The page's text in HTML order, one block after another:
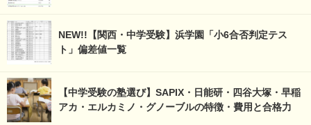
NEW!!【関西・中学受験】浜学園「小6合否判定テス
ト」偏差値一覧
【中学受験の塾選び】SAPIX・日能研・四谷大塚・早稲
アカ・エルカミノ・グノーブルの特徴・費用と合格力